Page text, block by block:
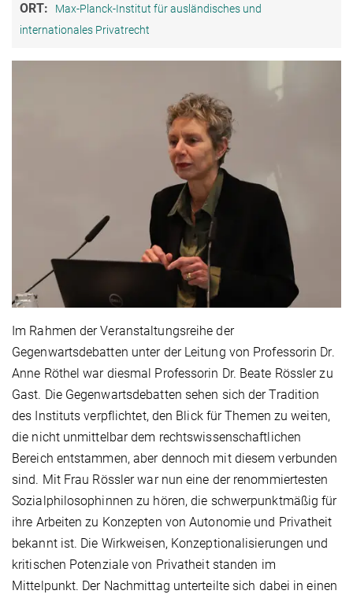
ORT:
Max-Planck-Institut für ausländisches und
internationales Privatrecht
Im Rahmen der Veranstaltungsreihe der
Gegenwartsdebatten unter der Leitung von Professorin Dr.
Anne Röthel war diesmal Professorin Dr. Beate Rössler zu
Gast. Die Gegenwartsdebatten sehen sich der Tradition
des Instituts verpflichtet, den Blick für Themen zu weiten,
die nicht unmittelbar dem rechtswissenschaftlichen
Bereich entstammen, aber dennoch mit diesem verbunden
sind. Mit Frau Rössler war nun eine der renommiertesten
Sozialphilosophinnen zu hören, die schwerpunktmäßig für
ihre Arbeiten zu Konzepten von Autonomie und Privatheit
bekannt ist. Die Wirkweisen, Konzeptionalisierungen und
kritischen Potenziale von Privatheit standen im
Mittelpunkt. Der Nachmittag unterteilte sich dabei in einen